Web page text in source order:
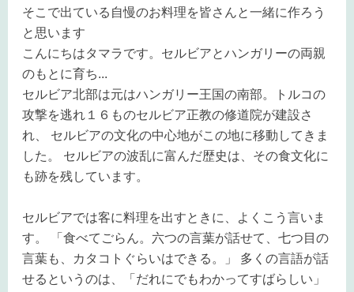
そこで出ている自慢のお料理を皆さんと一緒に作ろう
と思います
こんにちはタマラです。セルビアとハンガリーの両親
のもとに育ち...
セルビア北部は元はハンガリー王国の南部。トルコの
攻撃を逃れ１６ものセルビア正教の修道院が建設さ
れ、 セルビアの文化の中心地がこの地に移動してきま
した。 セルビアの波乱に富んだ歴史は、その食文化に
も跡を残しています。
セルビアでは客に料理を出すときに、よくこう言いま
す。 「食べてごらん。六つの言葉が話せて、七つ目の
言葉も、カタコトぐらいはできる。」 多くの言語が話
せるというのは、「だれにでもわかってすばらしい」